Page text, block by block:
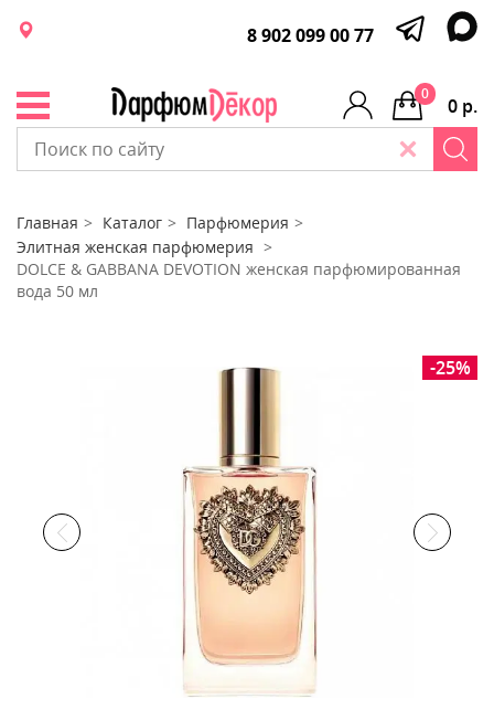
8 902 099 00 77
0 р.
0
Главная Каталог
Парфюмерия
Элитная женская парфюмерия
DOLCE & GABBANA DEVOTION женская парфюмированная
вода 50 мл
-25%